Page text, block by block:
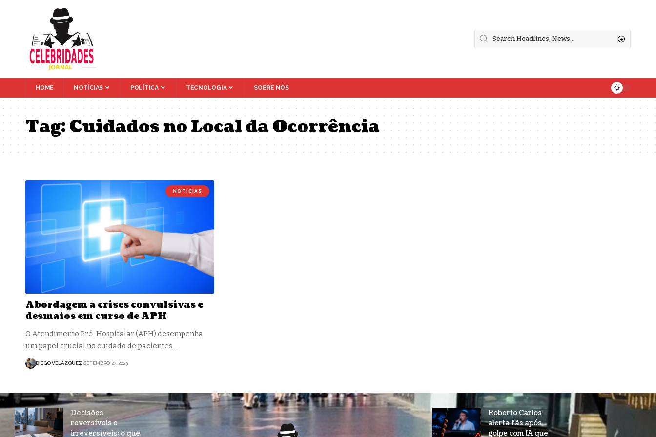
HOME NOTÍCIAS POLÍTICA TECNOLOGIA SOBRE NÓS
Tag:Cuidados no Local da Ocorrência
NOTÍCIAS
Abordagem a crises convulsivas e
desmaios em curso de APH
O Atendimento Pré-Hospitalar (APH) desempenha
um papel crucial no cuidado de pacientes…
DIEGO VELÁZQUEZ SETEMBRO 27, 2023
Decisões
reversíveis e
irreversíveis: o que
Roberto Carlos
alerta fãs após
golpe com IA que